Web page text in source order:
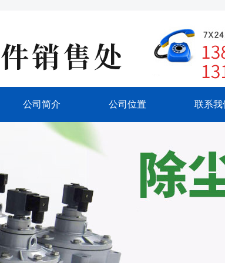
公司简介 公司位置 联系我